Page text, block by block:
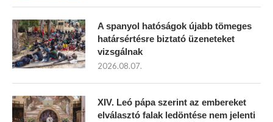
A spanyol hatóságok újabb tömeges
határsértésre biztató üzeneteket
vizsgálnak
2026.08.07.
XIV. Leó pápa szerint az embereket
elválasztó falak ledöntése nem jelenti